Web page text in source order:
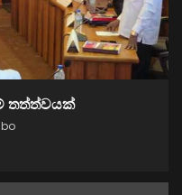
තත්ත්වයක්